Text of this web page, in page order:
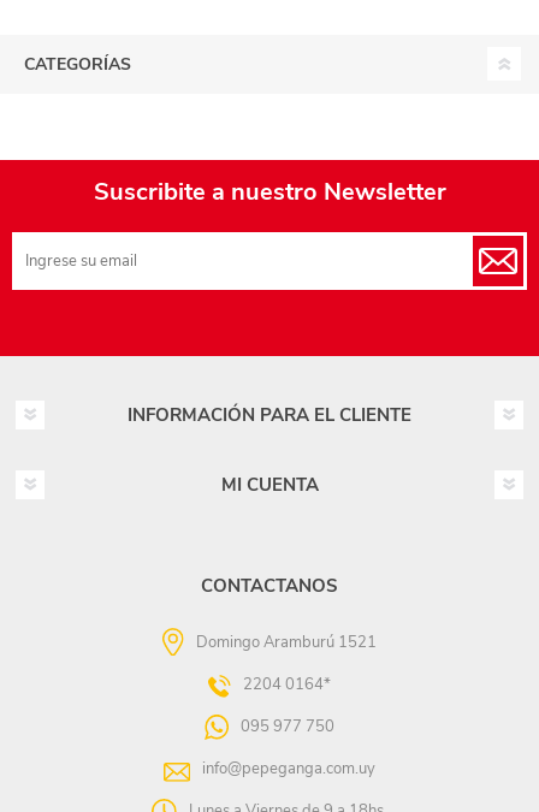
CATEGORÍAS
Suscribite a nuestro Newsletter
INFORMACIÓN PARA EL CLIENTE
MI CUENTA
CONTACTANOS
Domingo Aramburú 1521
2204 0164*
095 977 750
info@pepeganga.com.uy